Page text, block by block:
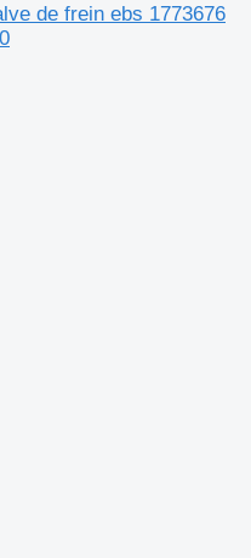
de frein ebs 1773676